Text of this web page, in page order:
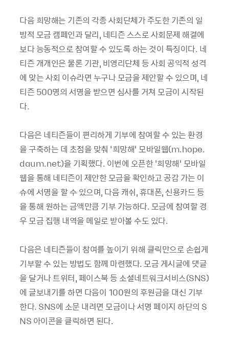
다음 희망해는 기존의 각종 사회단체가 주도한 기존의 일
방적 모금 캠페인과 달리, 네티즌 스스로 사회문제 해결에
보다 능동적으로 참여할 수 있도록 하는 것이 특징이다. 네
티즌 개개인은 물론 기관, 비영리단체 등 사회 공익적 성격
에 맞는 사회 이슈라면 누구나 모금을 제안할 수 있으며, 네
티즌 500명의 서명을 받으면 심사를 거쳐 모금이 시작된
다.
다음은 네티즌들이 편리하게 기부에 참여할 수 있는 환경
을 구축하는 데 초점을 맞춰 ‘희망해’ 모바일웹(m.hope.
daum.net)을 기획했다. 이번에 오픈한 ‘희망해’ 모바일
웹을 통해 네티즌이 제안한 모금을 확인하고 공감 가는 이
슈에 서명을 할 수 있으며, 다음 캐쉬, 휴대폰, 신용카드 등
을 통해 원하는 금액만큼 기부 가능하다. 모금에 참여할 경
우 모금 집행 내역을 메일로 받아볼 수도 있다.
다음은 네티즌들이 참여를 높이기 위해 클릭만으로 손쉽게
기부할 수 있는 방법도 함께 마련했다. 모금 게시글에 댓글
을 달거나 트위터, 페이스북 등 소셜네트워크서비스(SNS)
에 글보내기를 하면 다음이 100원의 후원금을 대신 기부
한다. SNS에 소문 내려면 모금이나 서명 페이지 하단의 S
NS 아이콘을 클릭하면 된다.